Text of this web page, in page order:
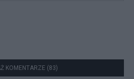
KOMENTARZE (83)